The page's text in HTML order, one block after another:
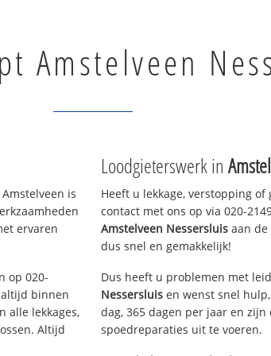
Amstelveen
is
ervaren
op 020-
binnen
alle lekkages,
Altijd
Loodgieterswerk in
Heeft u lekkage, verstopping
contact met ons op via 020-
Amstelveen Nessersluis aan
dus snel en gemakkelijk!
Dus heeft u problemen met
Nessersluis en wenst snel
dag, 365 dagen per jaar en
spoedreparaties uit te voeren.